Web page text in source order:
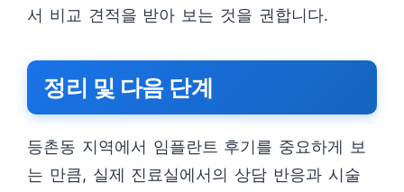
서 비교 견적을 받아 보는 것을 권합니다.
정리 및 다음 단계
등촌동 지역에서 임플란트 후기를 중요하게 보
는 만큼, 실제 진료실에서의 상담 반응과 시술